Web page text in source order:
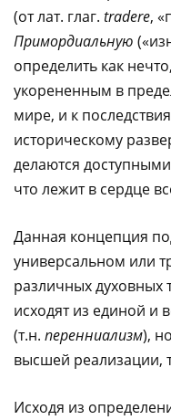
(от лат. глаг. tradere,
Примордиальную
определить как
укорененным в
мире, и к
историческому
делаются
что лежит в сердце
Данная концепция
универсальном или
различных духовных
исходят из единой и
(т.н. перенниализм),
высшей реализации,
Исходя из